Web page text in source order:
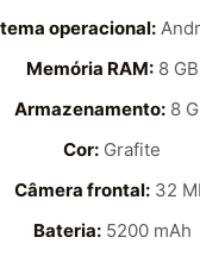
operacional:
Memória RAM:8 GB
Armazenamento:8
Cor: Grafite
Câmera frontal: 32
Bateria:5200 mAh